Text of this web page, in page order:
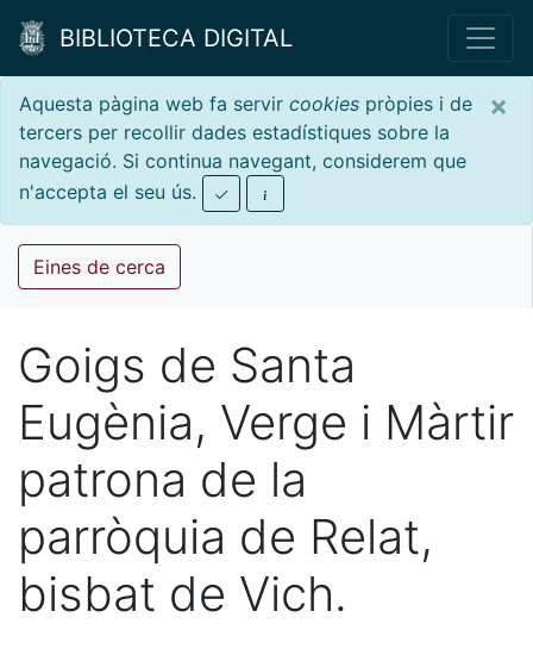
BIBLIOTECA DIGITAL
×
Aquesta pàgina web fa servir cookies pròpies i de
tercers per recollir dades estadístiques sobre la
navegació. Si continua navegant, considerem que
n'accepta el seu ús.
Eines de cerca
Goigs de Santa
Eugènia, Verge i Màrtir
patrona de la
parròquia de Relat,
bisbat de Vich.